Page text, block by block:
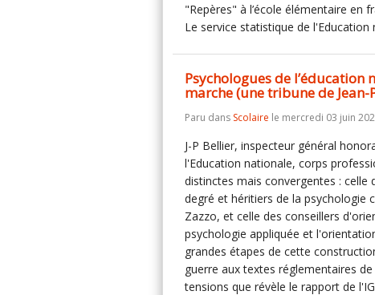
"Repères" à l’école élémentaire en
Le service statistique de
Psychologues de l’éducation
marche (une tribune de
Paru dans Scolaire le mercredi 03 juin
J-P Bellier, inspecteur général
l'Education nationale, corps
distinctes mais convergentes : celle
degré et héritiers de la psychologie
Zazzo, et celle des conseillers
psychologie appliquée et
grandes étapes de cette
guerre aux textes réglementaires
tensions que révèle le rapport de